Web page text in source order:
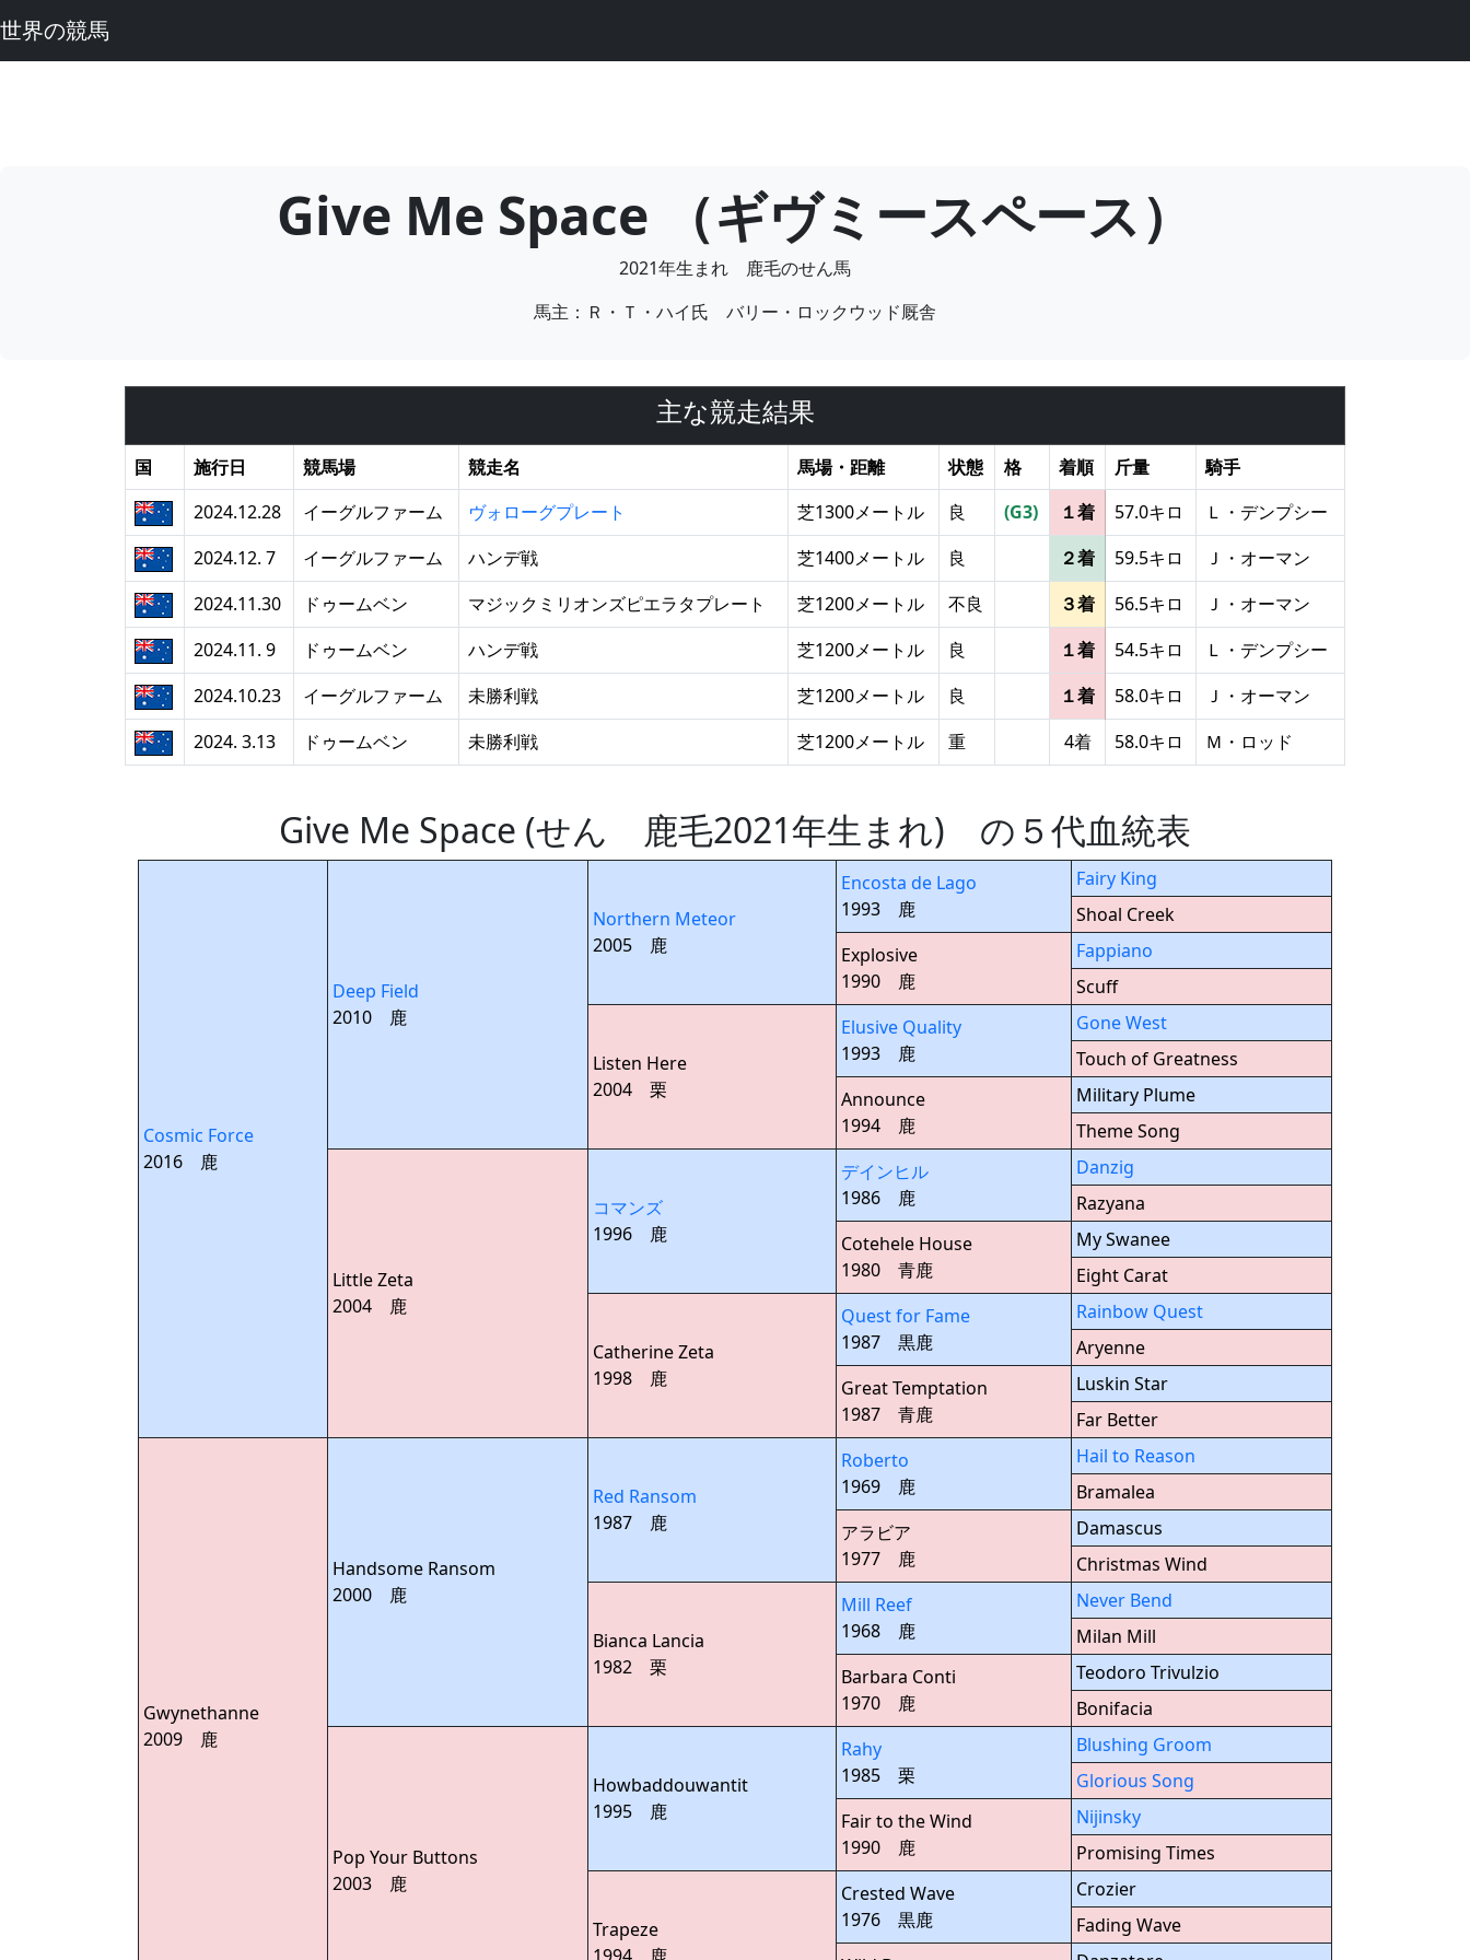
世界の競馬
Give Me Space （ギヴミースペース）
2021年生まれ 鹿毛のせん馬
馬主：Ｒ・Ｔ・ハイ氏 バリー・ロックウッド厩舎
主な競走結果
国 施行日 競馬場 競走名 馬場・距離 状態 格 着順 斤量
騎手
2024.12.28
イーグルファーム ヴォローグプレート 芝1300メートル 良 (G3) １着 57.0キロ
Ｌ・デンプシー
2024.12. 7
イーグルファーム ハンデ戦 芝1400メートル 良 ２着 59.5キロ
Ｊ・オーマン
2024.11.30
ドゥームベン マジックミリオンズピエラタプレート 芝1200メートル 不良 ３着 56.5キロ
Ｊ・オーマン
2024.11. 9
ドゥームベン ハンデ戦 芝1200メートル 良 １着 54.5キロ
Ｌ・デンプシー
2024.10.23
イーグルファーム 未勝利戦 芝1200メートル 良 １着 58.0キロ
Ｊ・オーマン
2024. 3.13
ドゥームベン 未勝利戦 芝1200メートル 重 4着 58.0キロ Ｍ・ロッド
Give Me Space (せん 鹿毛2021年生まれ) の５代血統表
Cosmic Force
2016 鹿
Deep Field
2010 鹿
Northern Meteor
2005 鹿
Encosta de Lago
1993 鹿
Fairy King
Shoal Creek
Explosive
1990 鹿
Fappiano
Scuff
Listen Here
2004 栗
Elusive Quality
1993 鹿
Gone West
Touch of Greatness
Announce
1994 鹿
Military Plume
Theme Song
Little Zeta
2004 鹿
コマンズ
1996 鹿
デインヒル
1986 鹿
Danzig
Razyana
Cotehele House
1980 青鹿
My Swanee
Eight Carat
Catherine Zeta
1998 鹿
Quest for Fame
1987 黒鹿
Rainbow Quest
Aryenne
Great Temptation
1987 青鹿
Luskin Star
Far Better
Gwynethanne
2009 鹿
Handsome Ransom
2000 鹿
Red Ransom
1987 鹿
Roberto
1969 鹿
Hail to Reason
Bramalea
アラビア
1977 鹿
Damascus
Christmas Wind
Bianca Lancia
1982 栗
Mill Reef
1968 鹿
Never Bend
Milan Mill
Barbara Conti
1970 鹿
Teodoro Trivulzio
Bonifacia
Pop Your Buttons
2003 鹿
Howbaddouwantit
1995 鹿
Rahy
1985 栗
Blushing Groom
Glorious Song
Fair to the Wind
1990 鹿
Nijinsky
Promising Times
Trapeze
Crested Wave
1976 黒鹿
Crozier
Fading Wave